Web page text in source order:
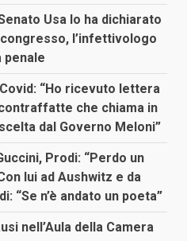
Usa lo ha dichiarato
l’infettivologo
penale
“Ho ricevuto lettera
che chiama in
dal Governo Meloni”
Prodi: “Perdo un
lui ad Aushwitz e da
“Se n’è andato un poeta”
nell’Aula della Camera